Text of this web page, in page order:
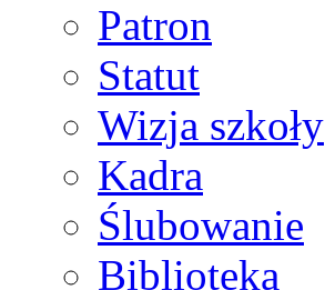
Patron
Statut
Wizja szkoły
Kadra
Ślubowanie
Biblioteka